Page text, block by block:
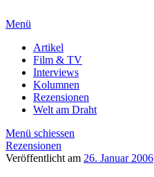
Menü
Artikel
Film & TV
Interviews
Kolumnen
Rezensionen
Welt am Draht
Menü schiessen
Rezensionen
Veröffentlicht am 26. Januar 2006